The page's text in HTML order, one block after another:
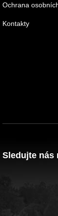
Ochrana
Kontakty
Sledujte nás